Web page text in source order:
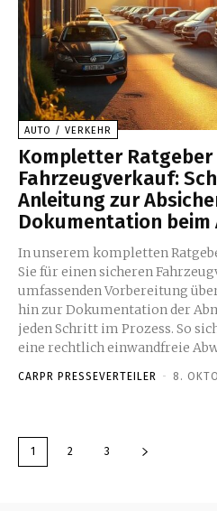
AUTO / VERKEHR
Kompletter
Fahrzeugverkauf:
Anleitung zur
Dokumentation
In unserem kompletten
Sie für einen sicheren
umfassenden Vorbereitung
hin zur Dokumentation der
jeden Schritt im Prozess. So
eine rechtlich einwandfreie
CARPR PRESSEVERTEILER - 8.
1 2 3